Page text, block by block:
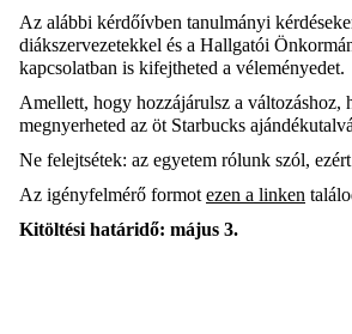
Az alábbi kérdőívben tanulmányi
diákszervezetekkel és a Hallgatói
kapcsolatban is kifejtheted a véleményedet.
Amellett, hogy hozzájárulsz a változáshoz,
megnyerheted az öt Starbucks
Ne felejtsétek: az egyetem rólunk szól,
Az igényfelmérő formot ezen a linken
Kitöltési határidő: május 3.